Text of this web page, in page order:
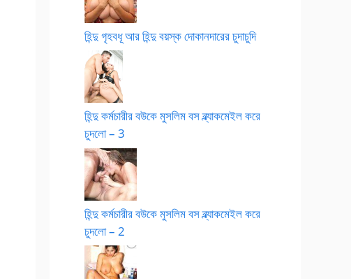
হিন্দু গৃহবধূ আর হিন্দু বয়স্ক দোকানদারের চুদাচুদি
হিন্দু কর্মচারীর বউকে মুসলিম বস ব্ল্যাকমেইল করে
চুদলো – 3
হিন্দু কর্মচারীর বউকে মুসলিম বস ব্ল্যাকমেইল করে
চুদলো – 2